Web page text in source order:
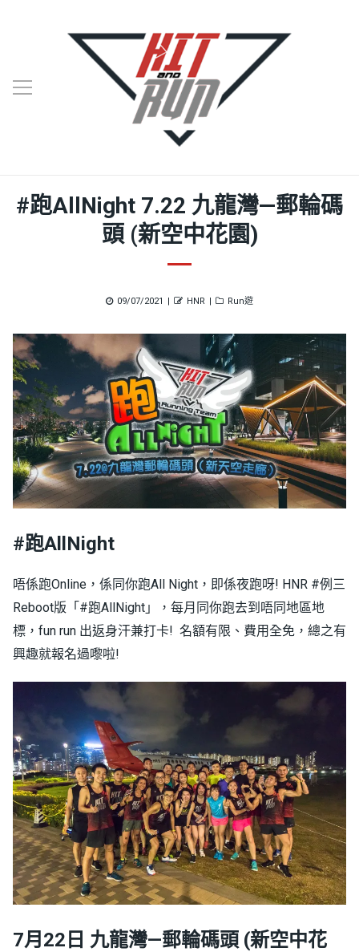
#跑AllNight 7.22 九龍灣—郵輪碼
頭 (新空中花園)
Posted
09/07/2021 Author
HNR Categories
Run遊
#跑AllNight
唔係跑Online，係同你跑All Night，即係夜跑呀! HNR #例三
Reboot版「#跑AllNight」，每月同你跑去到唔同地區地
標，fun run 出返身汗兼打卡! 名額有限、費用全免，總之有
興趣就報名過嚟啦!
7月22日 九龍灣—郵輪碼頭 (新空中花